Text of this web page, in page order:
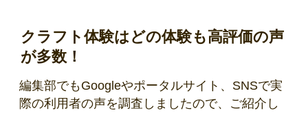
クラフト体験はどの体験も高評価の声
が多数！
編集部でもGoogleやポータルサイト、SNSで実
際の利用者の声を調査しましたので、ご紹介し